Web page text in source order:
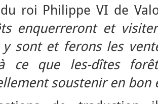
roi Philippe VI de
enquerreront et
sont et ferons les
ce que les-dîtes
soustenir en bon